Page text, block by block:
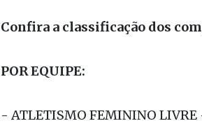
colocação; Jales fechou o top ten.
Confira a classificação dos
POR EQUIPE: